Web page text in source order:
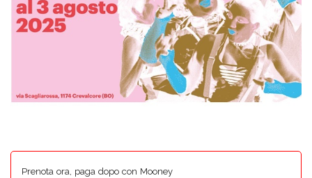
Prenota ora, paga dopo con Mooney